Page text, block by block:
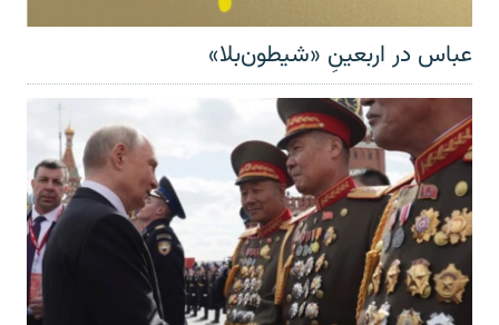
عباس در اربعینِ «شیطون‌بلا»